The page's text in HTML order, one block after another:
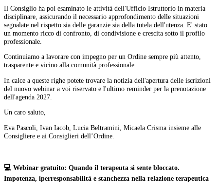
Il Consiglio ha poi esaminato le attività dell'Ufficio Istruttorio in materia
disciplinare, assicurando il necessario approfondimento delle situazioni
segnalate nel rispetto sia delle garanzie sia della tutela dell'utenza. E' stato
un momento ricco di confronto, di condivisione e crescita sotto il profilo
professionale.
Continuiamo a lavorare con impegno per un Ordine sempre più attento,
trasparente e vicino alla comunità professionale.
In calce a queste righe potete trovare la notizia dell'apertura delle iscrizioni
del nuovo webinar a voi riservato e l'ultimo reminder per la prenotazione
dell'agenda 2027.
Un caro saluto,
Eva Pascoli, Ivan Iacob, Lucia Beltramini, Micaela Crisma insieme alle
Consigliere e ai Consiglieri dell’Ordine.
💻 Webinar gratuito: Quando il terapeuta si sente bloccato.
Impotenza, iperresponsabilità e stanchezza nella relazione terapeutica